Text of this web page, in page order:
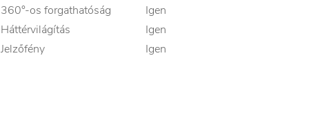
360°-os forgathatóság
Igen
Háttérvilágítás
Igen
Jelzőfény
Igen